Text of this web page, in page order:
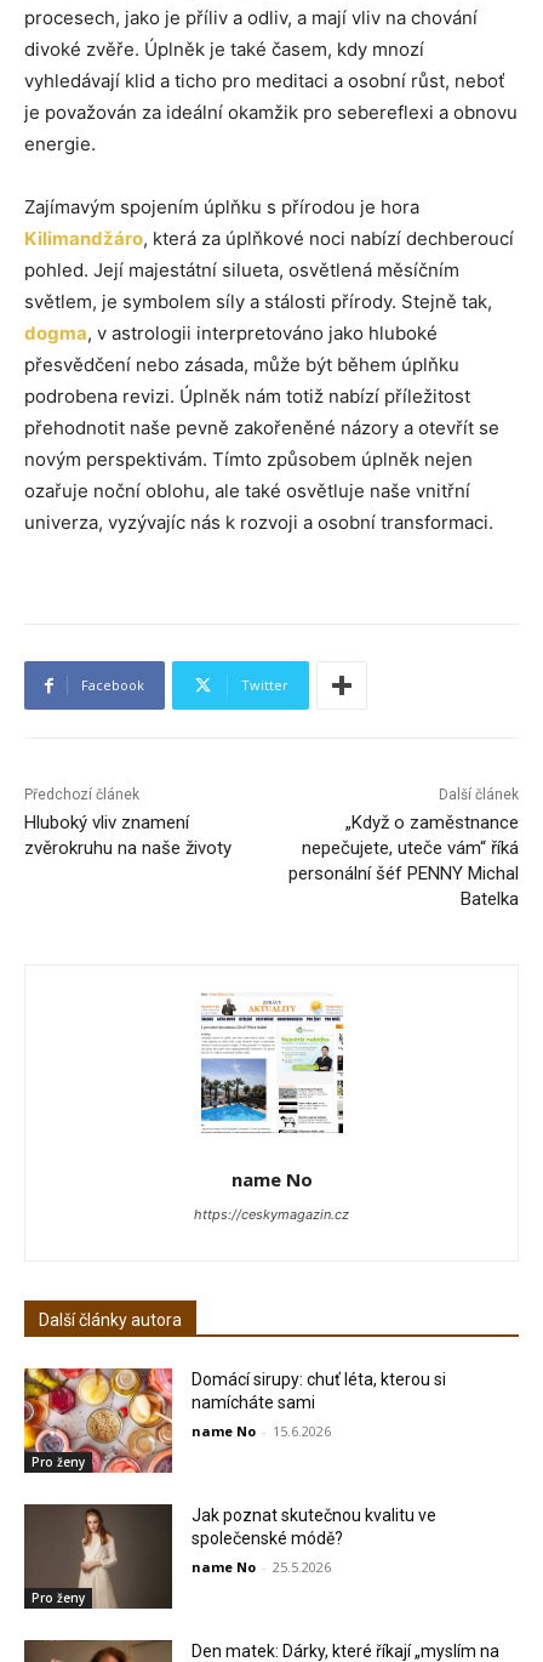
procesech, jako je příliv a odliv, a mají vliv na chování
divoké zvěře. Úplněk je také časem, kdy mnozí
vyhledávají klid a ticho pro meditaci a osobní růst, neboť
je považován za ideální okamžik pro sebereflexi a obnovu
energie.
Zajímavým spojením úplňku s přírodou je hora
Kilimandžáro, která za úplňkové noci nabízí dechberoucí
pohled. Její majestátní silueta, osvětlená měsíčním
světlem, je symbolem síly a stálosti přírody. Stejně tak,
dogma, v astrologii interpretováno jako hluboké
přesvědčení nebo zásada, může být během úplňku
podrobena revizi. Úplněk nám totiž nabízí příležitost
přehodnotit naše pevně zakořeněné názory a otevřít se
novým perspektivám. Tímto způsobem úplněk nejen
ozařuje noční oblohu, ale také osvětluje naše vnitřní
univerza, vyzývajíc nás k rozvoji a osobní transformaci.
Facebook Twitter
Předchozí článek
Hluboký vliv znamení
zvěrokruhu na naše životy
Další článek
„Když o zaměstnance
nepečujete, uteče vám“ říká
personální šéf PENNY Michal
Batelka
name No
https://ceskymagazin.cz
Další články autora
Pro ženy
Domácí sirupy: chuť léta, kterou si
namícháte sami
name No - 15.6.2026
Pro ženy
Jak poznat skutečnou kvalitu ve
společenské módě?
name No - 25.5.2026
Den matek: Dárky, které říkají „myslím na